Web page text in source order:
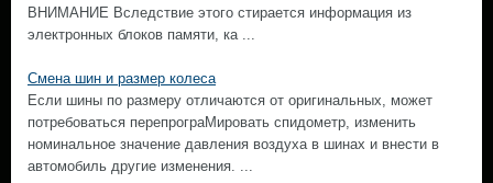
ВНИМАНИЕ Вследствие этого стирается информация из
электронных блоков памяти, ка ...
Смена шин и размер колеса
Если шины по размеру отличаются от оригинальных, может
потребоваться перепрограМировать спидометр, изменить
номинальное значение давления воздуха в шинах и внести в
автомобиль другие изменения. ...